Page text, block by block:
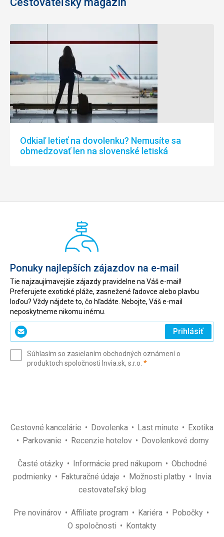
Odkiaľ letieť na dovolenku? Nemusíte sa
obmedzovať len na slovenské letiská
Ponuky najlepších zájazdov na e-mail
Tie najzaujímavejšie zájazdy pravidelne na Váš e-mail!
Preferujete exotické pláže, zasnežené ľadovce alebo plavbu
loďou? Vždy nájdete to, čo hľadáte. Nebojte, Váš e-mail
neposkytneme nikomu inému.
Zadajte
svoj
(povinné)
Prihlásiť
Súhlasím so zasielaním obchodných oznámení o
produktoch spoločnosti Invia.sk, s.r.o. *(povinné)
Cestovné kancelárie Dovolenka Last minute
Exotika
Parkovanie
Recenzie hotelov Dovolenkové domy
Časté otázky Informácie pred nákupom
Obchodné
podmienky
Fakturačné údaje Možnosti platby
Invia
cestovateľský blog
Pre novinárov Affiliate program Kariéra
Pobočky
O spoločnosti
Kontakty